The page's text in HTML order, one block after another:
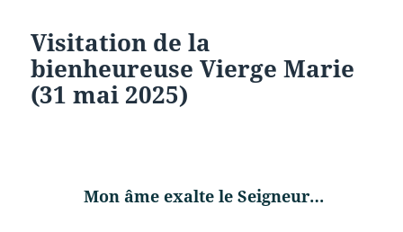
Visitation de la
bienheureuse Vierge Marie
(31 mai 2025)
Mon âme exalte le Seigneur…